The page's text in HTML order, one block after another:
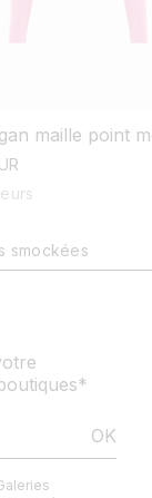
maille point
smockées
OK